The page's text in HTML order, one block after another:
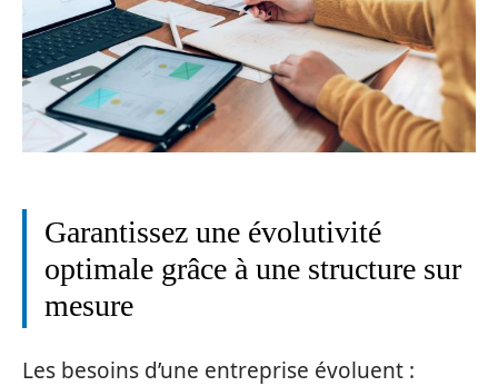
Garantissez une évolutivité
optimale grâce à une structure sur
mesure
Les besoins d’une entreprise évoluent :